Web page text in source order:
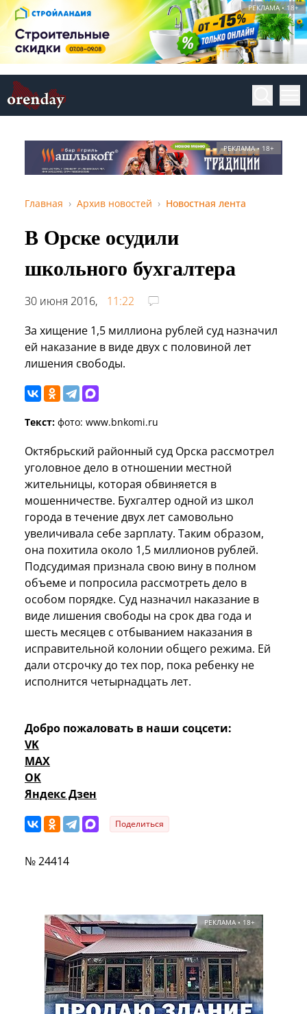
РЕКЛАМА • 18+
РЕКЛАМА • 18+
Главная Архив новостей Новостная лента
В Орске осудили
школьного бухгалтера
30 июня 2016,
11:22
За хищение 1,5 миллиона рублей суд назначил
ей наказание в виде двух с половиной лет
лишения свободы.
Текст: фото: www.bnkomi.ru
Октябрьский районный суд Орска рассмотрел
уголовное дело в отношении местной
жительницы, которая обвиняется в
мошенничестве. Бухгалтер одной из школ
города в течение двух лет самовольно
увеличивала себе зарплату. Таким образом,
она похитила около 1,5 миллионов рублей.
Подсудимая признала свою вину в полном
объеме и попросила рассмотреть дело в
особом порядке. Суд назначил наказание в
виде лишения свободы на срок два года и
шесть месяцев с отбыванием наказания в
исправительной колонии общего режима. Ей
дали отсрочку до тех пор, пока ребенку не
исполнится четырнадцать лет.
Добро пожаловать в наши соцсети:
VK
MAX
OK
Яндекс Дзен
Поделиться
№ 24414
РЕКЛАМА • 18+